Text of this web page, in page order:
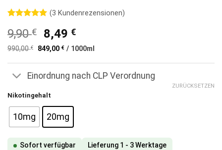
mit5von
5, basierend
auf
(3 Kundenrezensionen)
9,90€
Ursprünglicher
Preis
war:
9,90 €
8,49 €Aktueller
Preis
8,49 €.
990,00€ 849,00€ / 1000ml
Einordnung nach CLP Verordnung
Nikotingehalt
10mg 20mg
ZURÜCKSETZEN
Sofort verfügbar Lieferung 1 - 3 Werktage